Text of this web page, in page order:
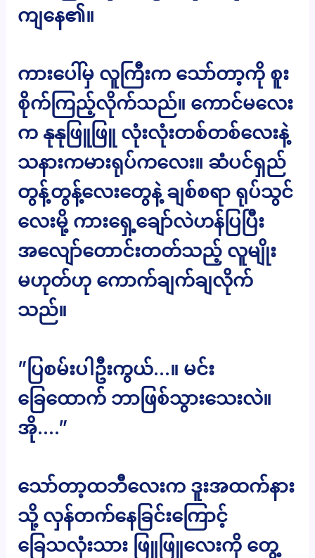
ကျနေ၏။
ကားပေါ်မှ လူကြီးက သော်တာ့ကို စူး
စိုက်ကြည့်လိုက်သည်။ ကောင်မလေး
က နုနုဖြူဖြူ လုံးလုံးတစ်တစ်လေးနဲ့
သနားကမားရုပ်ကလေး။ ဆံပင်ရှည်
တွန့်တွန့်လေးတွေနဲ့ ချစ်စရာ ရုပ်သွင်
လေးမို့ ကားရှေ့ချော်လဲဟန်ပြပြီး
အလျော်တောင်းတတ်သည့် လူမျိုး
မဟုတ်ဟု ကောက်ချက်ချလိုက်
သည်။
”ပြစမ်းပါဦးကွယ်…။ မင်း
ခြေထောက် ဘာဖြစ်သွားသေးလဲ။
အို….”
သော်တာ့ထဘီလေးက ဒူးအထက်နား
သို့ လှန်တက်နေခြင်းကြောင့်
ခြေသလုံးသား ဖြူဖြူလေးကို တွေ့